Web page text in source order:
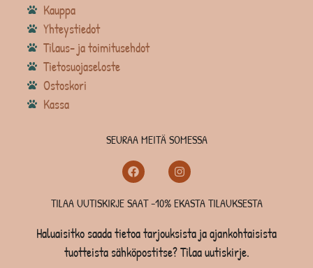
Kauppa
Yhteystiedot
Tilaus- ja toimitusehdot
Tietosuojaseloste
Ostoskori
Kassa
SEURAA MEITÄ SOMESSA
TILAA UUTISKIRJE SAAT -10% EKASTA TILAUKSESTA
Haluaisitko saada tietoa tarjouksista ja ajankohtaisista
tuotteista sähköpostitse? Tilaa uutiskirje.